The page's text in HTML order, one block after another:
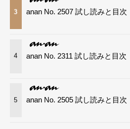
3 anan No. 2507 試し読みと目次
4 anan No. 2311 試し読みと目次
5 anan No. 2505 試し読みと目次